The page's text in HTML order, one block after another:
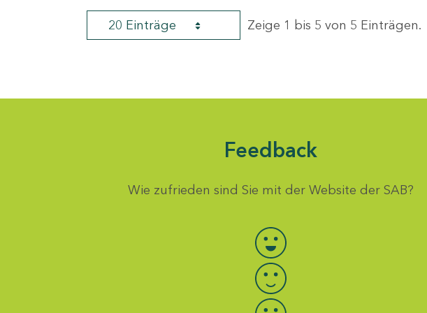
20 Einträge Zeige 1 bis 5 von 5 Einträgen.
Feedback
Wie zufrieden sind Sie mit der Website der SAB?
Bewertung auswählen